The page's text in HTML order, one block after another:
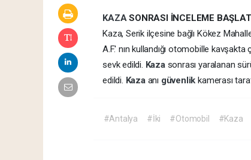
KAZASONRASI İNCELEME
Kaza, Serik ilçesine bağlı Kökez
A.F.' nın kullandığı otomobille kavşakta
sevk edildi. Kaza sonrası yaralanan
edildi. Kaza anı güvenlikkamerası
#Antalya #İki #Otomobil #Kaza